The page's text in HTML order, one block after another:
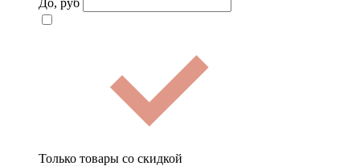
Только товары со скидкой